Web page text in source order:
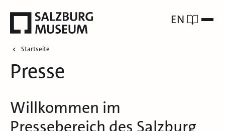
EN
Startseite
Presse
Willkommen im
Pressebereich des Salzburg